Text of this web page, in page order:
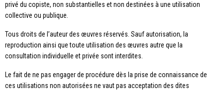
privé du copiste, non substantielles et non destinées à une utilisation
collective ou publique.
Tous droits de l’auteur des œuvres réservés. Sauf autorisation, la
reproduction ainsi que toute utilisation des œuvres autre que la
consultation individuelle et privée sont interdites.
Le fait de ne pas engager de procédure dès la prise de connaissance de
ces utilisations non autorisées ne vaut pas acceptation des dites